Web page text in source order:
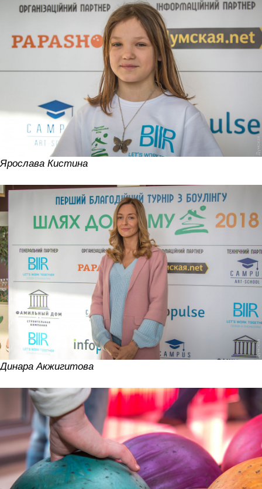
Ярослава Кистина
Динара Акжигитова